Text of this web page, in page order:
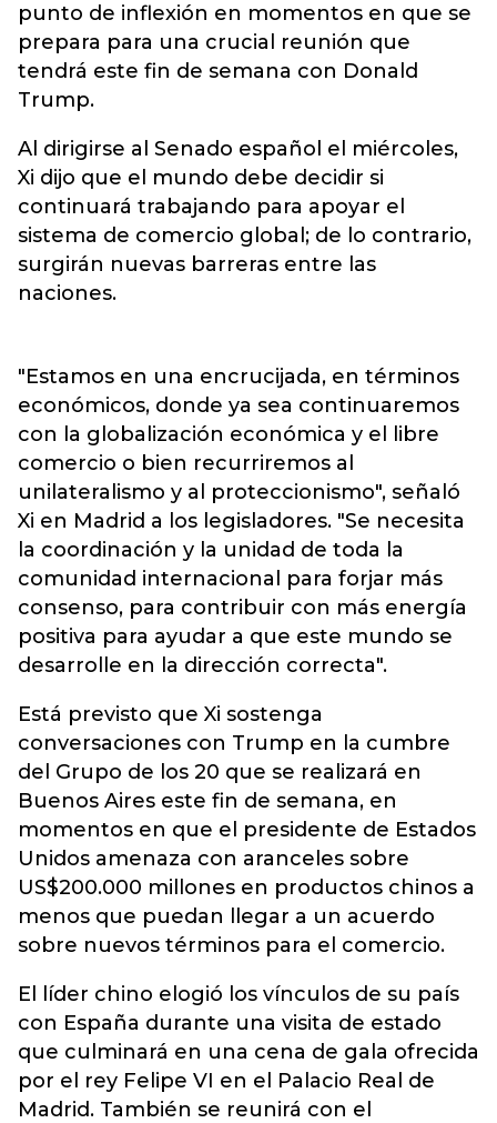
punto de inflexión en momentos en que se
prepara para una crucial reunión que
tendrá este fin de semana con Donald
Trump.
Al dirigirse al Senado español el miércoles,
Xi dijo que el mundo debe decidir si
continuará trabajando para apoyar el
sistema de comercio global; de lo contrario,
surgirán nuevas barreras entre las
naciones.
"Estamos en una encrucijada, en términos
económicos, donde ya sea continuaremos
con la globalización económica y el libre
comercio o bien recurriremos al
unilateralismo y al proteccionismo", señaló
Xi en Madrid a los legisladores. "Se necesita
la coordinación y la unidad de toda la
comunidad internacional para forjar más
consenso, para contribuir con más energía
positiva para ayudar a que este mundo se
desarrolle en la dirección correcta".
Está previsto que Xi sostenga
conversaciones con Trump en la cumbre
del Grupo de los 20 que se realizará en
Buenos Aires este fin de semana, en
momentos en que el presidente de Estados
Unidos amenaza con aranceles sobre
US$200.000 millones en productos chinos a
menos que puedan llegar a un acuerdo
sobre nuevos términos para el comercio.
El líder chino elogió los vínculos de su país
con España durante una visita de estado
que culminará en una cena de gala ofrecida
por el rey Felipe VI en el Palacio Real de
Madrid. También se reunirá con el